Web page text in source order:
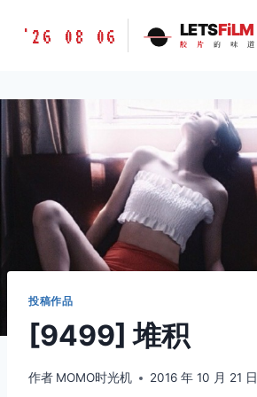
胶
味
道
LETSFILM
'26 08 06 LETSFiLM
胶 片 的 味 道
投稿作品
[9499] 堆积
作者 MOMO时光机 2016 年 10 月 21 日